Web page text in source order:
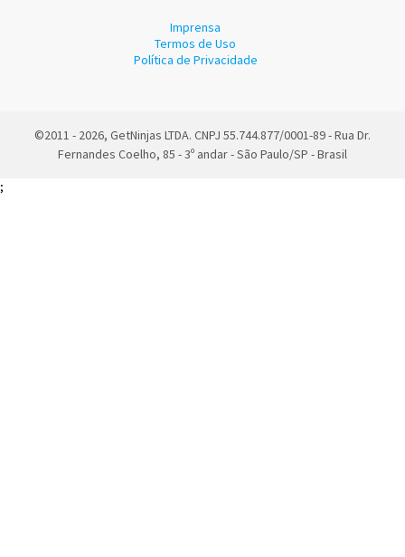
Imprensa
Termos de Uso
Política de Privacidade
©2011 - 2026, GetNinjas LTDA. CNPJ 55.744.877/0001-89 - Rua Dr.
Fernandes Coelho, 85 - 3º andar - São Paulo/SP - Brasil
;